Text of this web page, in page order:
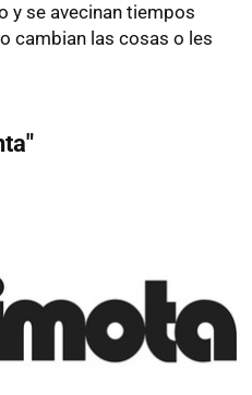
y se avecinan tiempos
cambian las cosas o les